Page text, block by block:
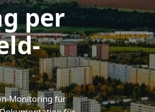
per
Monitoring für